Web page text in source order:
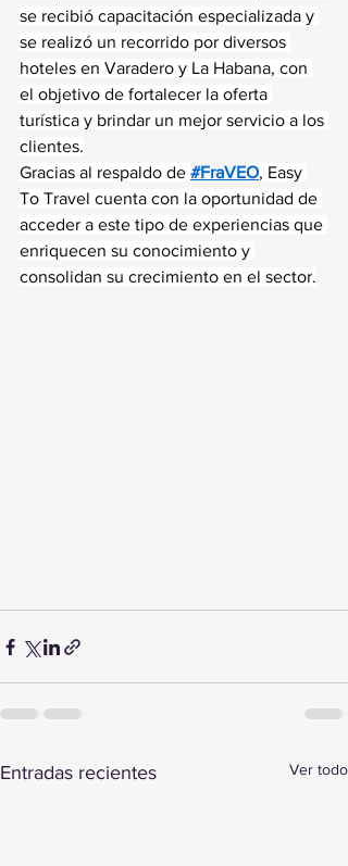
se recibió capacitación especializada y
se realizó un recorrido por diversos
hoteles en Varadero y La Habana, con
el objetivo de fortalecer la oferta
turística y brindar un mejor servicio a los
clientes.
Gracias al respaldo de #FraVEO, Easy
To Travel cuenta con la oportunidad de
acceder a este tipo de experiencias que
enriquecen su conocimiento y
consolidan su crecimiento en el sector.
Entradas recientes Ver todo